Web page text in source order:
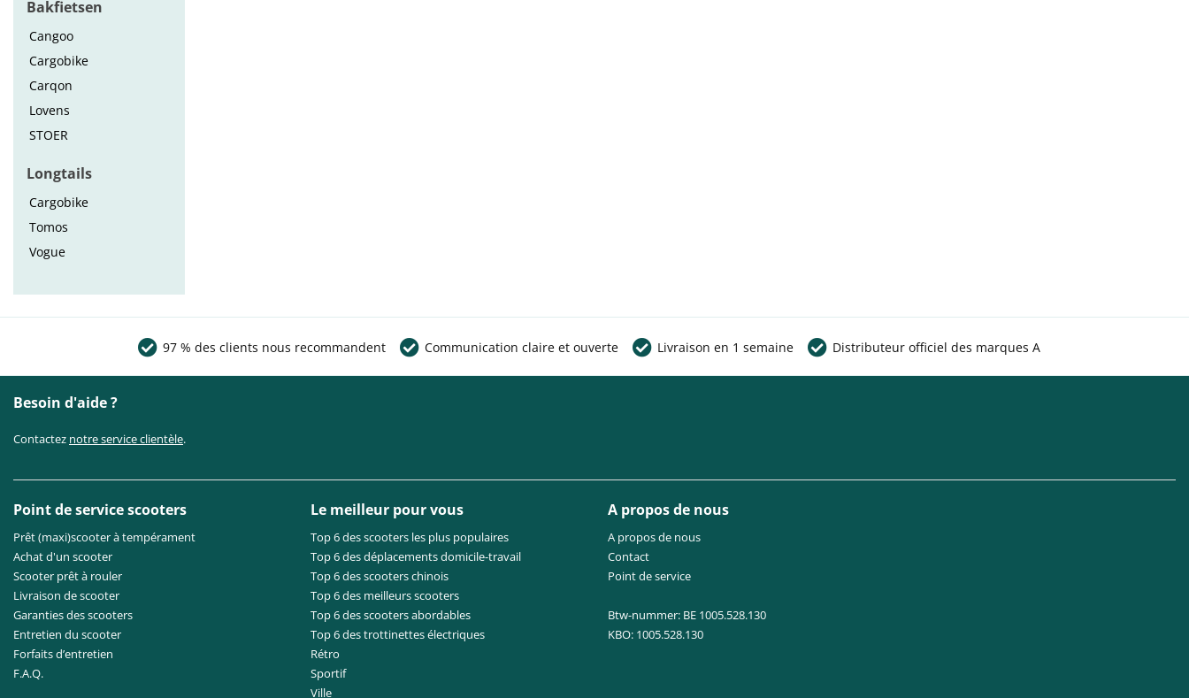
Bakfietsen
Cangoo
Cargobike
Carqon
Lovens
STOER
Longtails
Cargobike
Tomos
Vogue
97 % des clients nous recommandent Communication claire et ouverte Livraison en 1 semaine Distributeur officiel des marques A
Besoin d'aide ?
Contactez notre service clientèle.
Point de service scooters
Prêt (maxi)scooter à tempérament
Achat d'un scooter
Scooter prêt à rouler
Livraison de scooter
Garanties des scooters
Entretien du scooter
Forfaits d’entretien
F.A.Q.
Le meilleur pour vous
Top 6 des scooters les plus populaires
Top 6 des déplacements domicile-travail
Top 6 des scooters chinois
Top 6 des meilleurs scooters
Top 6 des scooters abordables
Top 6 des trottinettes électriques
Rétro
Sportif
Ville
A propos de nous
A propos de nous
Contact
Point de service
Btw-nummer: BE 1005.528.130
KBO: 1005.528.130